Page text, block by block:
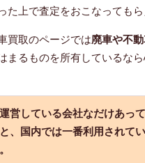
た上で査定をおこなっても
買取のページでは廃車や不
まるものを所有しているな
営している会社なだけあっ
、国内では一番利用されて